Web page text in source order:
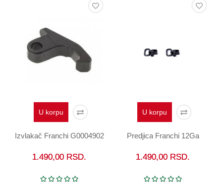
U korpu
Izvlakač Franchi G0004902
1.490,00 RSD.
U korpu
Predjica Franchi 12Ga
1.490,00 RSD.